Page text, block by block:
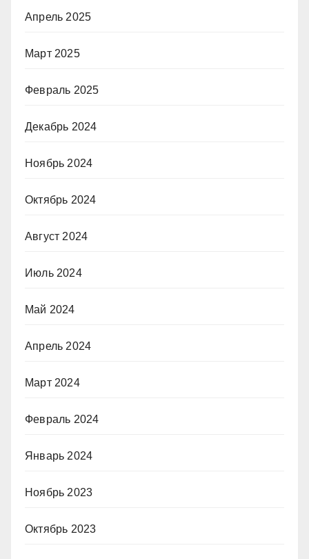
Апрель 2025
Март 2025
Февраль 2025
Декабрь 2024
Ноябрь 2024
Октябрь 2024
Август 2024
Июль 2024
Май 2024
Апрель 2024
Март 2024
Февраль 2024
Январь 2024
Ноябрь 2023
Октябрь 2023